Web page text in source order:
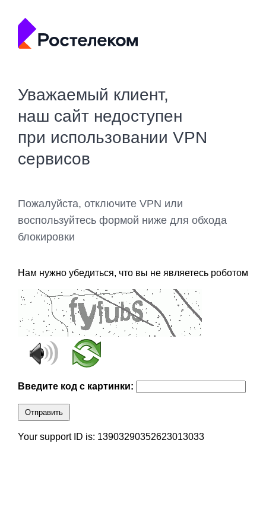
Уважаемый клиент,
наш сайт недоступен
при использовании VPN
сервисов
Пожалуйста, отключите VPN или
воспользуйтесь формой ниже для обхода
блокировки
Нам нужно убедиться, что вы не являетесь роботом
Введите код с картинки:
Отправить
Your support ID is: 13903290352623013033